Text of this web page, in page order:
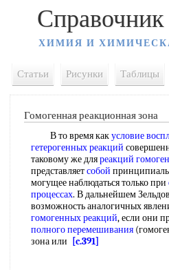
Справочник
ХИМИЯ И
Статьи Рисунки Таблицы
Гомогенная реакционная зона
В то время какусловие
гетерогенных реакций
таковому же дляреакций
представляетсобой
могущее наблюдаться только при
процессах. В дальнейшем
возможность аналогичных
гомогенных реакций, если они
полного перемешивания
зона или
[c.391]